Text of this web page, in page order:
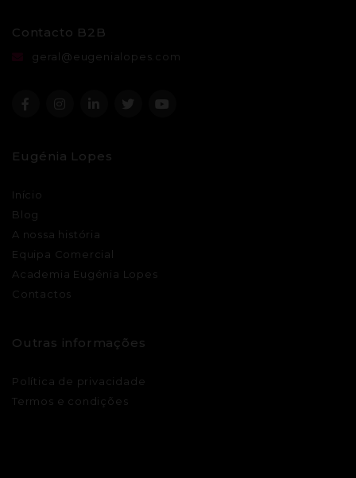
Contacto B2B
geral@eugenialopes.com
Eugénia Lopes
Início
Blog
A nossa história
Equipa Comercial
Academia Eugénia Lopes
Contactos
Outras informações
Política de privacidade
Termos e condições